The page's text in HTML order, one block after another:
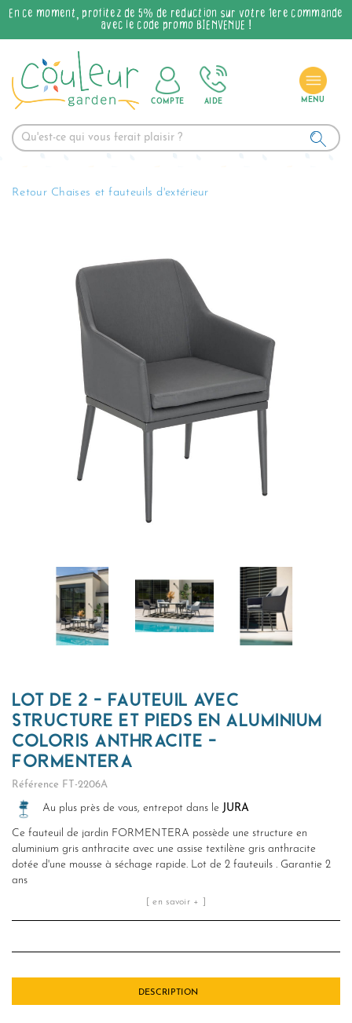
En ce moment, profitez de 5% de réduction sur votre 1ère commande
avec le code promo BIENVENUE !
COMPTE AIDE
Retour Chaises et fauteuils d'extérieur
LOT DE 2 - FAUTEUIL AVEC
STRUCTURE ET PIEDS EN ALUMINIUM
COLORIS ANTHRACITE -
FORMENTERA
Référence FT-2206A
Au plus près de vous, entrepot dans le JURA
Ce fauteuil de jardin FORMENTERA possède une structure en
aluminium gris anthracite avec une assise textilène gris anthracite
dotée d'une mousse à séchage rapide. Lot de 2 fauteuils . Garantie 2
ans
[ en savoir + ]
DESCRIPTION